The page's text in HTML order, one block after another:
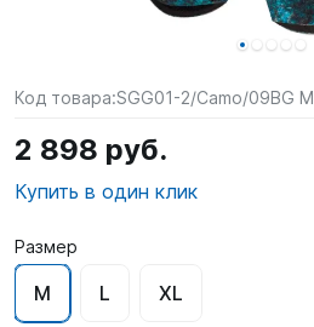
Акции
Код товара:SGG01-2/Camo/09BG M
2 898 руб.
Купить в один клик
Размер
M L XL